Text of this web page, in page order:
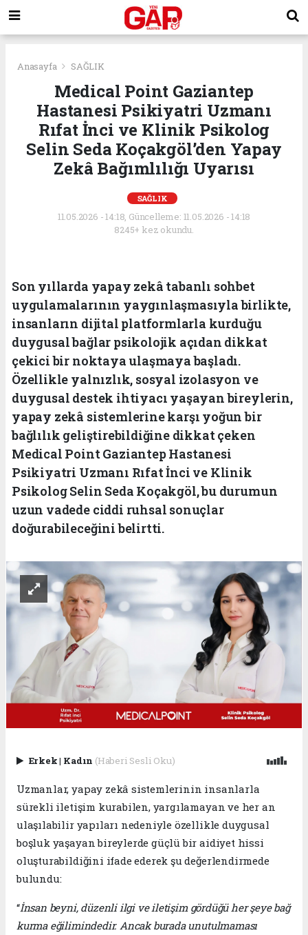
Anasayfa SAĞLIK
Medical Point Gaziantep
Hastanesi Psikiyatri Uzmanı
Rıfat İnci ve Klinik Psikolog
Selin Seda Koçakgöl’den Yapay
Zekâ Bağımlılığı Uyarısı
SAĞLIK
11.05.2026 - 14:18, Güncelleme: 11.05.2026 - 14:18
8245+ kez okundu.
Son yıllarda yapay zekâ tabanlı sohbet
uygulamalarının yaygınlaşmasıyla birlikte,
insanların dijital platformlarla kurduğu
duygusal bağlar psikolojik açıdan dikkat
çekici bir noktaya ulaşmaya başladı.
Özellikle yalnızlık, sosyal izolasyon ve
duygusal destek ihtiyacı yaşayan bireylerin,
yapay zekâ sistemlerine karşı yoğun bir
bağlılık geliştirebildiğine dikkat çeken
Medical Point Gaziantep Hastanesi
Psikiyatri Uzmanı Rıfat İnci ve Klinik
Psikolog Selin Seda Koçakgöl, bu durumun
uzun vadede ciddi ruhsal sonuçlar
doğurabileceğini belirtti.
Erkek| Kadın (Haberi Sesli Oku)
Uzmanlar, yapay zekâ sistemlerinin insanlarla
sürekli iletişim kurabilen, yargılamayan ve her an
ulaşılabilir yapıları nedeniyle özellikle duygusal
boşluk yaşayan bireylerde güçlü bir aidiyet hissi
oluşturabildiğini ifade ederek şu değerlendirmede
bulundu:
“İnsan beyni, düzenli ilgi ve iletişim gördüğü her şeye bağ
kurma eğilimindedir. Ancak burada unutulmaması